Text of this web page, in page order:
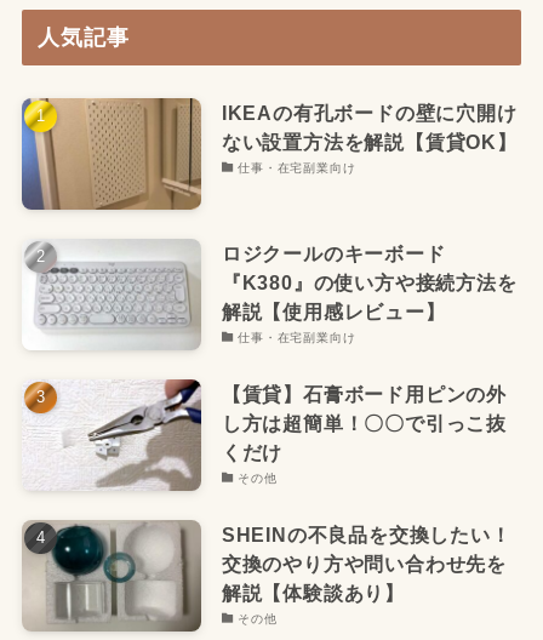
人気記事
IKEAの有孔ボードの壁に穴開け
ない設置方法を解説【賃貸OK】
仕事・在宅副業向け
ロジクールのキーボード
『K380』の使い方や接続方法を
解説【使用感レビュー】
仕事・在宅副業向け
【賃貸】石膏ボード用ピンの外
し方は超簡単！〇〇で引っこ抜
くだけ
その他
SHEINの不良品を交換したい！
交換のやり方や問い合わせ先を
解説【体験談あり】
その他